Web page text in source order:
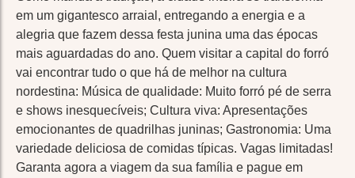
em um gigantesco arraial, entregando a energia e a
alegria que fazem dessa festa junina uma das épocas
mais aguardadas do ano. Quem visitar a capital do forró
vai encontrar tudo o que há de melhor na cultura
nordestina: Música de qualidade: Muito forró pé de serra
e shows inesquecíveis; Cultura viva: Apresentações
emocionantes de quadrilhas juninas; Gastronomia: Uma
variedade deliciosa de comidas típicas. Vagas limitadas!
Garanta agora a viagem da sua família e pague em